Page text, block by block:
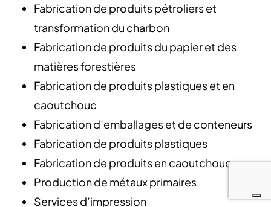
Fabrication de produits pétroliers et
transformation du charbon
Fabrication de produits du papier et des
matières forestières
Fabrication de produits plastiques et en
caoutchouc
Fabrication d’emballages et de conteneurs
Fabrication de produits plastiques
Fabrication de produits en caoutchouc
Production de métaux primaires
Services d’impression